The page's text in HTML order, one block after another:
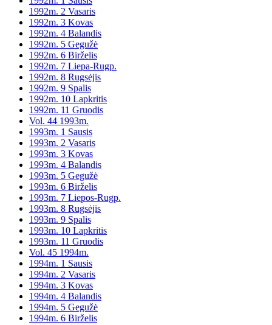
1992m. 2 Vasaris
1992m. 3 Kovas
1992m. 4 Balandis
1992m. 5 Gegužė
1992m. 6 Birželis
1992m. 7 Liepa-Rugp.
1992m. 8 Rugsėjis
1992m. 9 Spalis
1992m. 10 Lapkritis
1992m. 11 Gruodis
Vol. 44 1993m.
1993m. 1 Sausis
1993m. 2 Vasaris
1993m. 3 Kovas
1993m. 4 Balandis
1993m. 5 Gegužė
1993m. 6 Birželis
1993m. 7 Liepos-Rugp.
1993m. 8 Rugsėjis
1993m. 9 Spalis
1993m. 10 Lapkritis
1993m. 11 Gruodis
Vol. 45 1994m.
1994m. 1 Sausis
1994m. 2 Vasaris
1994m. 3 Kovas
1994m. 4 Balandis
1994m. 5 Gegužė
1994m. 6 Birželis